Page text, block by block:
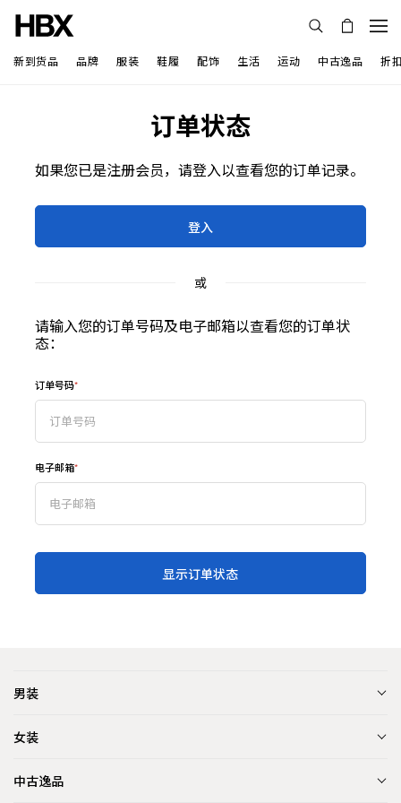
新到货品 品牌 服装 鞋履 配饰 生活 运动 中古逸品 折
订单状态
如果您已是注册会员，请登入以查看您的订单记录。
登入
或
请输入您的订单号码及电子邮箱以查看您的订单状
态：
订单号码
电子邮箱
显示订单状态
男装
女装
中古逸品